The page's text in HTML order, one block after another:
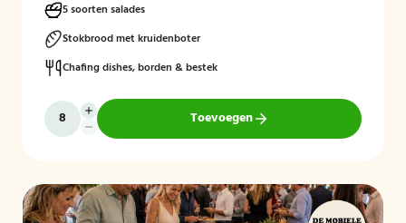
5 soorten salades
Stokbrood met kruidenboter
Chafing dishes, borden & bestek
Toevoegen